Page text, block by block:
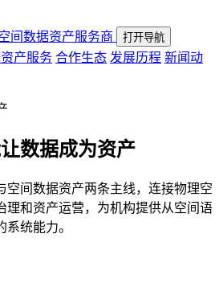
间数据资产服务商
打开导航
产服务 合作生态 发展历程 新闻动
让数据成为资产
空间数据资产两条主线，连接物理空
理和资产运营，为机构提供从空间语
统能力。